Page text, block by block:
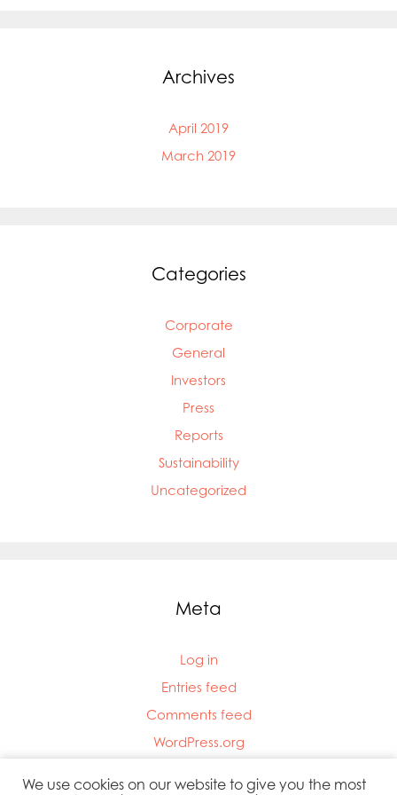
Archives
April 2019
March 2019
Categories
Corporate
General
Investors
Press
Reports
Sustainability
Uncategorized
Meta
Log in
Entries feed
Comments feed
WordPress.org
We use cookies on our website to give you the most